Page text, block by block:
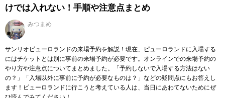
けでは入れない！手順や注意点まとめ
みつまめ
サンリオピューロランドの来場予約を解説！現在、ピューロランドに入場する
にはチケットとは別に事前の来場予約が必要です。オンラインでの来場予約の
やり方や注意点についてまとめました。「予約しないで入場する方法はない
の？」「入場以外に事前に予約が必要なものは？」などの疑問点にもお答えし
ます！ピューロランドに行こうと考えている人は、当日にあわてないためにぜ